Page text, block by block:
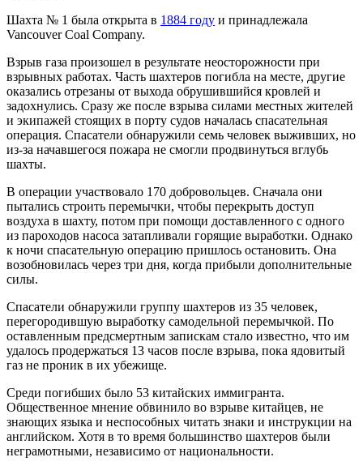
Шахта № 1 была открыта в 1884 году и принадлежала
Vancouver Coal Company.
Взрыв газа произошел в результате неосторожности при
взрывных работах. Часть шахтеров погибла на месте, другие
оказались отрезаны от выхода обрушившийся кровлей и
задохнулись. Сразу же после взрыва силами местных жителей
и экипажей стоящих в порту судов началась спасательная
операция. Спасатели обнаружили семь человек выживших, но
из-за начавшегося пожара не смогли продвинуться вглубь
шахты.
В операции участвовало 170 добровольцев. Сначала они
пытались строить перемычки, чтобы перекрыть доступ
воздуха в шахту, потом при помощи доставленного с одного
из пароходов насоса затапливали горящие выработки. Однако
к ночи спасательную операцию пришлось остановить. Она
возобновилась через три дня, когда прибыли дополнительные
силы.
Спасатели обнаружили группу шахтеров из 35 человек,
перегородившую выработку самодельной перемычкой. По
оставленным предсмертным запискам стало известно, что им
удалось продержаться 13 часов после взрыва, пока ядовитый
газ не проник в их убежище.
Среди погибших было 53 китайских иммигранта.
Общественное мнение обвинило во взрыве китайцев, не
знающих языка и неспособных читать знаки и инструкции на
английском. Хотя в то время большинство шахтеров были
неграмотными, независимо от национальности.